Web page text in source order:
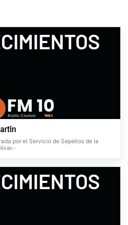
por el Servicio de Sepelios de la